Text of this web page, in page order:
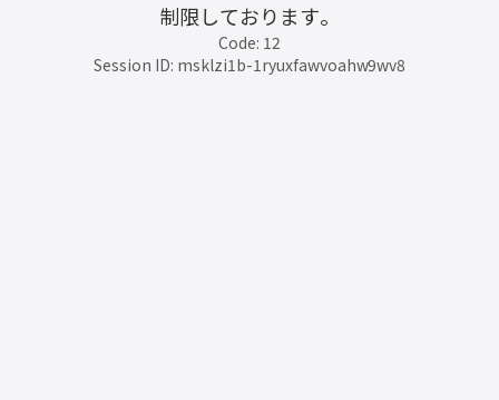
制限しております。
Code: 12
Session ID: msklzi1b-1ryuxfawvoahw9wv8